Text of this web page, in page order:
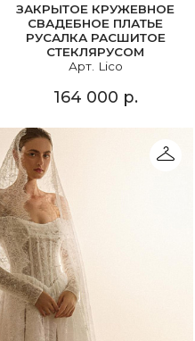
ЗАКРЫТОЕ КРУЖЕВНОЕ
СВАДЕБНОЕ ПЛАТЬЕ
РУСАЛКА РАСШИТОЕ
СТЕКЛЯРУСОМ
Арт. Lico
164 000 р.